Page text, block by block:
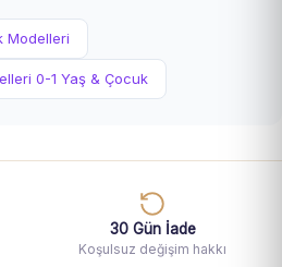
Modelleri
0-1 Yaş & Çocuk
30 Gün İade
Koşulsuz değişim hakkı